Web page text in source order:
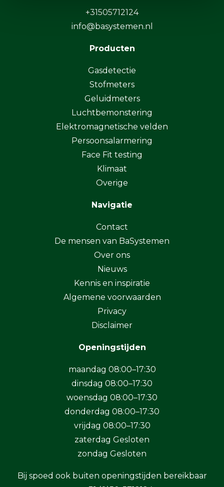
+31505712124
info@basystemen.nl
Producten
Gasdetectie
Stofmeters
Geluidmeters
Luchtbemonstering
Elektromagnetische velden
Persoonsalarmering
Face Fit testing
Klimaat
Overige
Navigatie
Contact
De mensen van BaSystemen
Over ons
Nieuws
Kennis en inspiratie
Algemene voorwaarden
Privacy
Disclaimer
Openingstijden
maandag 08:00–17:30
dinsdag 08:00–17:30
woensdag 08:00–17:30
donderdag 08:00–17:30
vrijdag 08:00–17:30
zaterdag Gesloten
zondag Gesloten
Bij spoed ook buiten openingstijden bereikbaar